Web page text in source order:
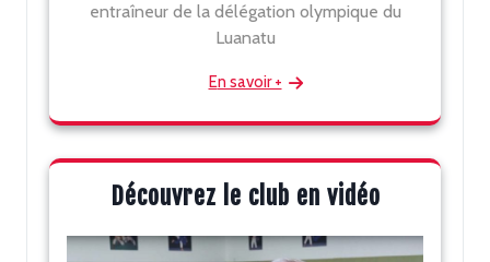
entraîneur de la délégation olympique du
Luanatu
En savoir +
Découvrez le club en vidéo